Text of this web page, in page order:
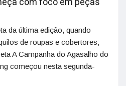
da última edição, quando
de roupas e cobertores;
A Campanha do Agasalho do
começou nesta segunda-